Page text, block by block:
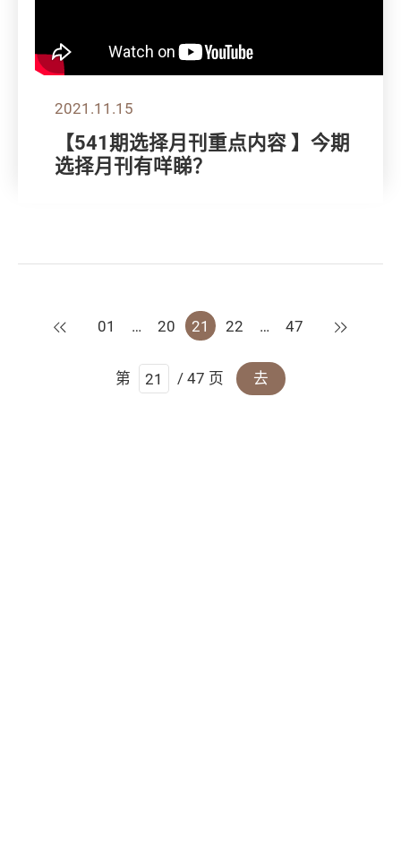
2021.11.15
【541期选择月刊重点内容 】今期
选择月刊有咩睇？
上一页
01 … 20 21 22 … 47 下一页
第 / 47 页 去